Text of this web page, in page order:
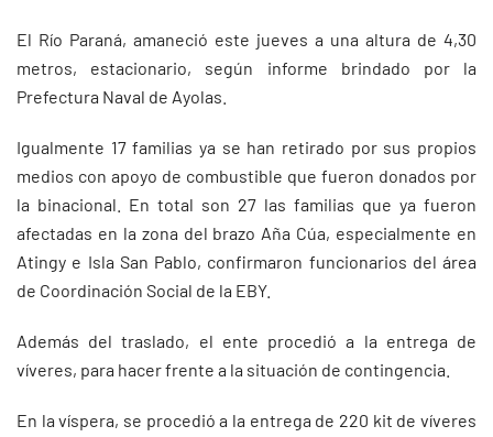
El Río Paraná, amaneció este jueves a una altura de 4,30
metros, estacionario, según informe brindado por la
Prefectura Naval de Ayolas.
Igualmente 17 familias ya se han retirado por sus propios
medios con apoyo de combustible que fueron donados por
la binacional. En total son 27 las familias que ya fueron
afectadas en la zona del brazo Aña Cúa, especialmente en
Atingy e Isla San Pablo, confirmaron funcionarios del área
de Coordinación Social de la EBY.
Además del traslado, el ente procedió a la entrega de
víveres, para hacer frente a la situación de contingencia.
En la víspera, se procedió a la entrega de 220 kit de víveres